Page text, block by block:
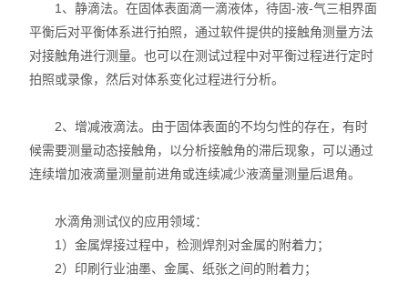
荧光分光光度计（分子荧光
X射线衍射仪（XRD）
扫描电镜（SEM）
X荧光光谱XRF能量色散型
分析仪器-光谱
1、静滴法。在固体表面滴一滴液体，待固-液-气三相界面
平衡后对平衡体系进行拍照，通过软件提供的接触角测量方法
对接触角进行测量。也可以在测试过程中对平衡过程进行定时
拍照或录像，然后对体系变化过程进行分析。
2、增减液滴法。由于固体表面的不均匀性的存在，有时
候需要测量动态接触角，以分析接触角的滞后现象，可以通过
连续增加液滴量测量前进角或连续减少液滴量测量后退角。
水滴角测试仪的应用领域：
1）金属焊接过程中，检测焊剂对金属的附着力；
2）印刷行业油墨、金属、纸张之间的附着力；